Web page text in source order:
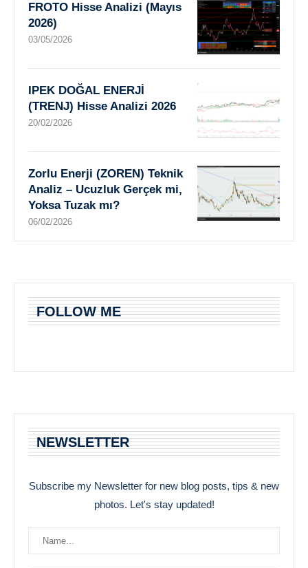
FROTO Hisse Analizi (Mayıs
2026)
03/05/2026
IPEK DOĞAL ENERJİ
(TRENJ) Hisse Analizi 2026
20/02/2026
Zorlu Enerji (ZOREN) Teknik
Analiz – Ucuzluk Gerçek mi,
Yoksa Tuzak mı?
06/02/2026
FOLLOW ME
NEWSLETTER
Subscribe my Newsletter for new blog posts, tips & new
photos. Let's stay updated!